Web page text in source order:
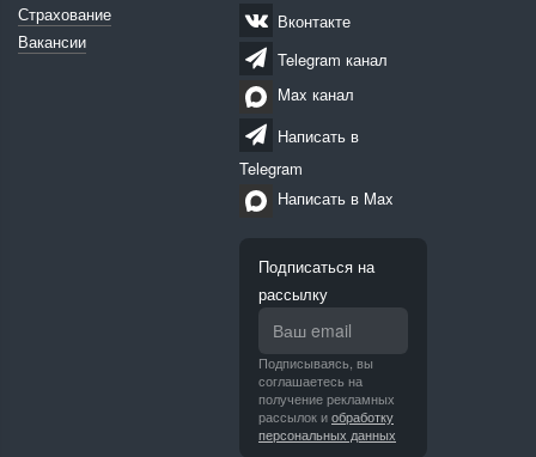
Страхование
Вакансии
Вконтакте
Telegram канал
Max канал
Написать в
Telegram
Написать в Max
Подписаться на
рассылку
Подписываясь, вы
соглашаетесь на
получение рекламных
рассылок иобработку
персональных данных